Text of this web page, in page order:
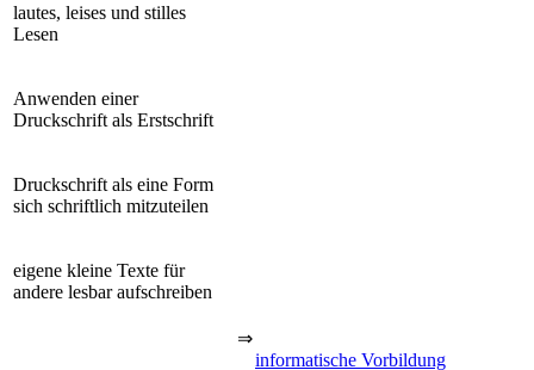
lautes, leises und stilles
Lesen
Anwenden einer
Druckschrift als Erstschrift
Druckschrift als eine Form
sich schriftlich mitzuteilen
eigene kleine Texte für
andere lesbar aufschreiben
⇒
informatische Vorbildung